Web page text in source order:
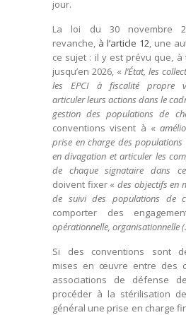
jour.
La loi du 30 novembre
revanche, à l’article 12, une
ce sujet : il y est prévu que,
jusqu’en 2026, « l’État, les
les EPCI à fiscalité propre
articuler leurs actions dans le
gestion des populations de
conventions visent à «
prise en charge des
en divagation et articuler les
de chaque signataire dans
doivent fixer « des objectifs en
de suivi des populations de
comporter des
opérationnelle, organisationnelle
Si des conventions sont
mises en œuvre entre des
associations de défense
procéder à la stérilisation
général une prise en charge